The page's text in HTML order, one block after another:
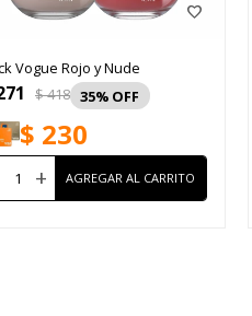
Vogue Rojo y Nude
$418 35
$ 230
+